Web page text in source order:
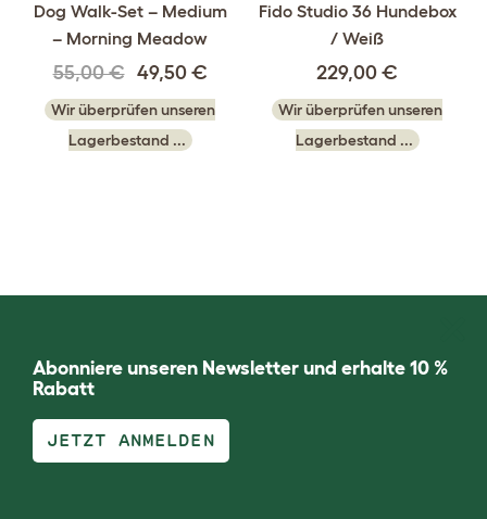
Dog Walk-Set – Medium
– Morning Meadow
55,00 € 49,50 €
Wir überprüfen unseren
Lagerbestand ...
Fido Studio 36 Hundebox
/ Weiß
229,00 €
Wir überprüfen unseren
Lagerbestand ...
Abonniere unseren Newsletter und erhalte 10 %
Rabatt
JETZT ANMELDEN